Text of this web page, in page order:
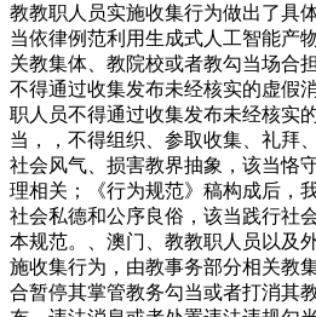
教教职人员实施收集行为做出了具
当依律例范利用生成式人工智能产
关教集体、教院校或者教勾当场合
不得通过收集发布未经核实的虚假
职人员不得通过收集发布未经核实
当，，不得组织、参取收集、礼拜
社会风气、损害教界抽象，该当恪
理相关；《行为规范》稿构成后，
社会私德和公序良俗，该当践行社
本规范。、澳门、教教职人员以及
施收集行为，由教事务部分相关教
合暂停其掌管教务勾当或者打消其